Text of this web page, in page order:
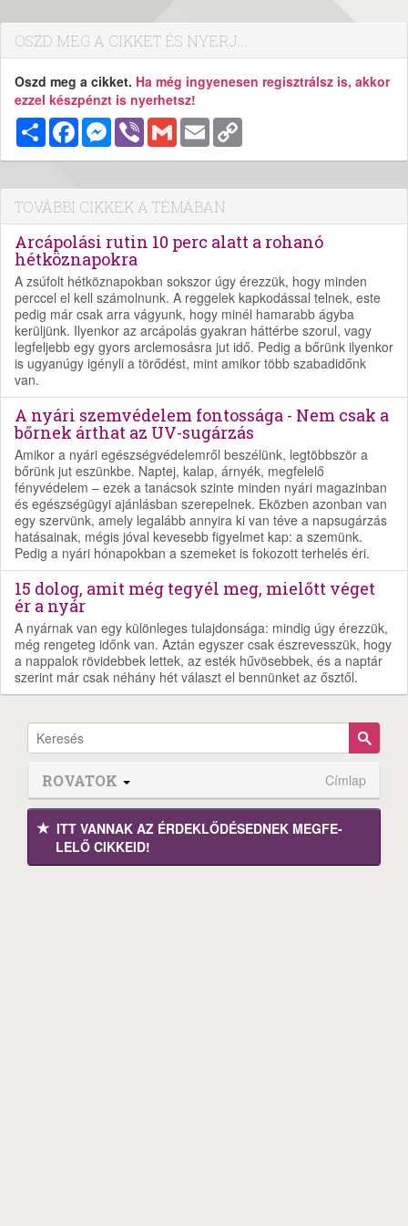
OSZD MEG A CIKKET ÉS NYERJ...
Oszd meg a cikket. Ha még ingyenesen regisztrálsz is, akkor
ezzel készpénzt is nyerhetsz!
MegosztásFacebookMessenger
Viber Gmail Email
TOVÁBBI CIKKEK A TÉMÁBAN
Arcápolási rutin 10 perc alatt a rohanó
hétköznapokra
A zsúfolt hétköznapokban sokszor úgy érezzük, hogy minden
perccel el kell számolnunk. A reggelek kapkodással telnek, este
pedig már csak arra vágyunk, hogy minél hamarabb ágyba
kerüljünk. Ilyenkor az arcápolás gyakran háttérbe szorul, vagy
legfeljebb egy gyors arclemosásra jut idő. Pedig a bőrünk ilyenkor
is ugyanúgy igényli a törődést, mint amikor több szabadidőnk
van.
A nyári szemvédelem fontossága - Nem csak a
bőrnek árthat az UV-sugárzás
Amikor a nyári egészségvédelemről beszélünk, legtöbbször a
bőrünk jut eszünkbe. Naptej, kalap, árnyék, megfelelő
fényvédelem – ezek a tanácsok szinte minden nyári magazinban
és egészségügyi ajánlásban szerepelnek. Eközben azonban van
egy szervünk, amely legalább annyira ki van téve a napsugárzás
hatásainak, mégis jóval kevesebb figyelmet kap: a szemünk.
Pedig a nyári hónapokban a szemeket is fokozott terhelés éri.
15 dolog, amit még tegyél meg, mielőtt véget
ér a nyár
A nyárnak van egy különleges tulajdonsága: mindig úgy érezzük,
még rengeteg időnk van. Aztán egyszer csak észrevesszük, hogy
a nappalok rövidebbek lettek, az esték hűvösebbek, és a naptár
szerint már csak néhány hét választ el bennünket az ősztől.
ROVATOK Címlap
ITT VANNAK AZ ÉRDEK­LŐDÉ­SEDNEK MEGFE­
LELŐ CIKKEID!